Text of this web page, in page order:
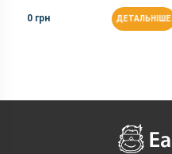
0 грн ДЕТАЛЬНІШЕ